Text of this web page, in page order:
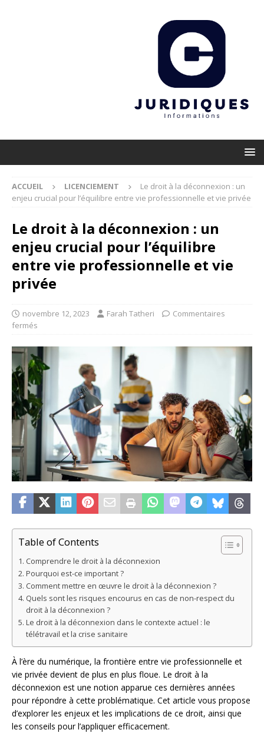
ACCUEIL LICENCIEMENT
Le droit à la déconnexion : un
enjeu crucial pour l’équilibre entre vie professionnelle et vie privée
Le droit à la déconnexion : un
enjeu crucial pour l’équilibre
entre vie professionnelle et vie
privée
novembre 12, 2023 Farah Tatheri
Commentaires
fermés
Table of Contents
Comprendre le droit à la déconnexion
Pourquoi est-ce important ?
Comment mettre en œuvre le droit à la déconnexion ?
Quels sont les risques encourus en cas de non-respect du
droit à la déconnexion ?
Le droit à la déconnexion dans le contexte actuel : le
télétravail et la crise sanitaire
À l’ère du numérique, la frontière entre vie professionnelle et
vie privée devient de plus en plus floue. Le droit à la
déconnexion est une notion apparue ces dernières années
pour répondre à cette problématique. Cet article vous propose
d’explorer les enjeux et les implications de ce droit, ainsi que
les conseils pour l’appliquer efficacement.